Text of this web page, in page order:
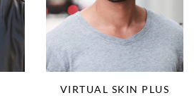
VIRTUAL SKIN PLUS